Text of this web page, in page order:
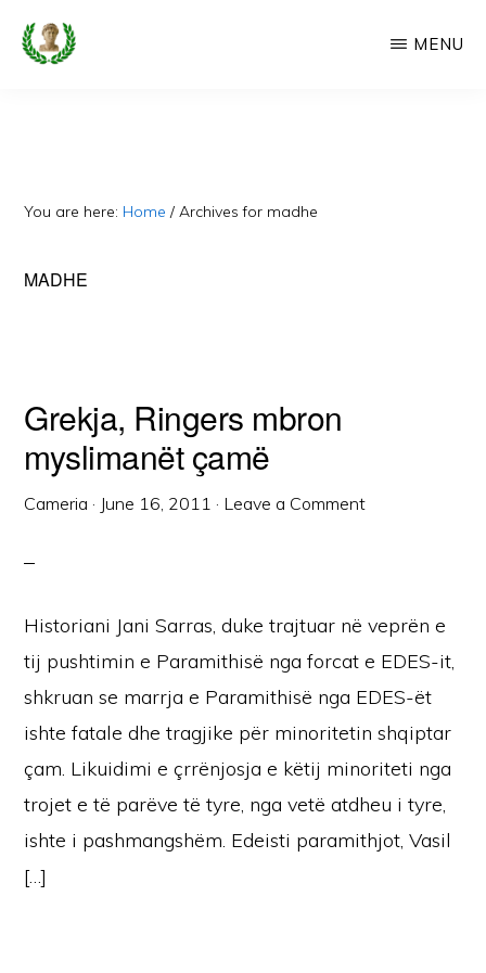
Skip
Faqe
Dedikuar
MENU
You are here: Home / Archives for madhe
MADHE
Grekja, Ringers mbron
myslimanët çamë
Cameria · June 16, 2011 · Leave a Comment
Historiani Jani Sarras, duke trajtuar në veprën e
tij pushtimin e Paramithisë nga forcat e EDES-it,
shkruan se marrja e Paramithisë nga EDES-ët
ishte fatale dhe tragjike për minoritetin shqiptar
çam. Likuidimi e çrrënjosja e këtij minoriteti nga
trojet e të parëve të tyre, nga vetë atdheu i tyre,
ishte i pashmangshëm. Edeisti paramithjot, Vasil
[…]